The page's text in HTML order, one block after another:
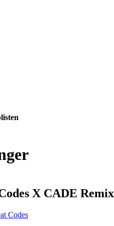
X CADE Remix
Codes